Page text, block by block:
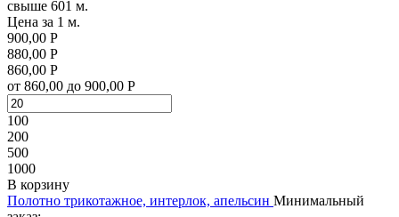
свыше 601 м.
Цена за 1 м.
900,00 Р
880,00 Р
860,00 Р
от 860,00 до 900,00 Р
100
200
500
1000
В корзину
Полотно трикотажное, интерлок, апельсин Минимальный